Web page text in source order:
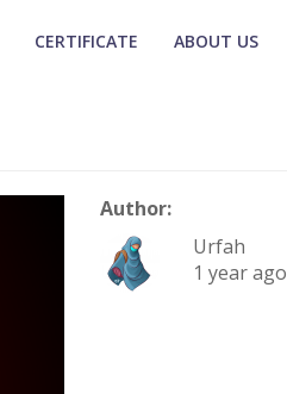
CERTIFICATE ABOUT US
Author:
Urfah
1 year ago